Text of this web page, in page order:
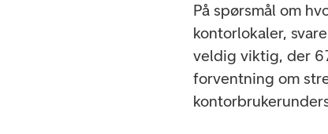
På spørsmål om
kontorlokaler,
veldig viktig, der
forventning om